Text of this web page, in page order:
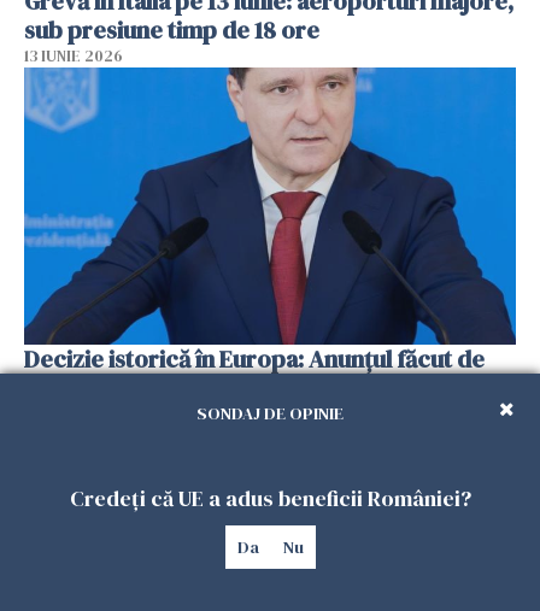
sub presiune timp de 18 ore
13 IUNIE 2026
Decizie istorică în Europa: Anunțul făcut de
SONDAJ DE OPINIE
Credeți că UE a adus beneficii României?
Da Nu